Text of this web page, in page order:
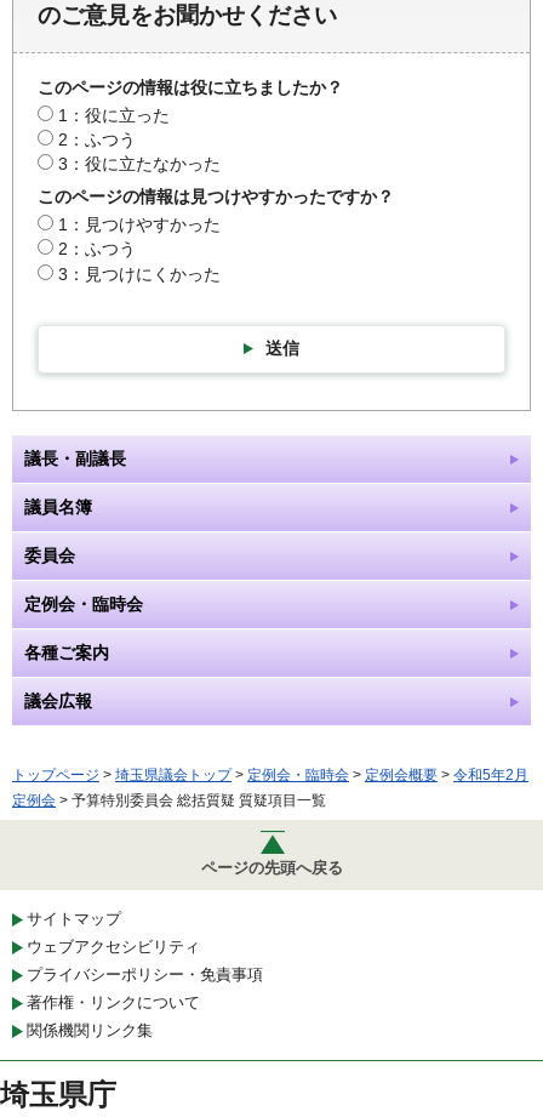
のご意見をお聞かせください
このページの情報は役に立ちましたか？
1：役に立った
2：ふつう
3：役に立たなかった
このページの情報は見つけやすかったですか？
1：見つけやすかった
2：ふつう
3：見つけにくかった
送信
議長・副議長
議員名簿
委員会
定例会・臨時会
各種ご案内
議会広報
トップページ > 埼玉県議会トップ> 定例会・臨時会 > 定例会概要 > 令和5年2月
定例会 > 予算特別委員会 総括質疑 質疑項目一覧
ページの先頭へ戻る
サイトマップ
ウェブアクセシビリティ
プライバシーポリシー・免責事項
著作権・リンクについて
関係機関リンク集
埼玉県庁